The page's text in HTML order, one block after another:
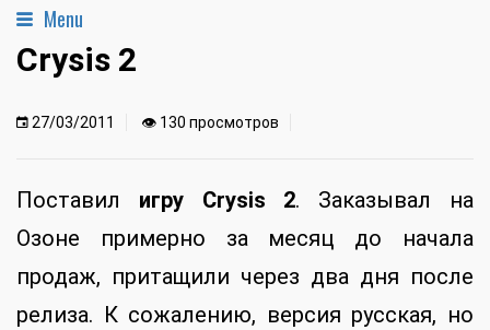
Menu
Crysis 2
27/03/2011 👁 130 просмотров
Поставил игру Crysis 2. Заказывал на
Озоне примерно за месяц до начала
продаж, притащили через два дня после
релиза. К сожалению, версия русская, но